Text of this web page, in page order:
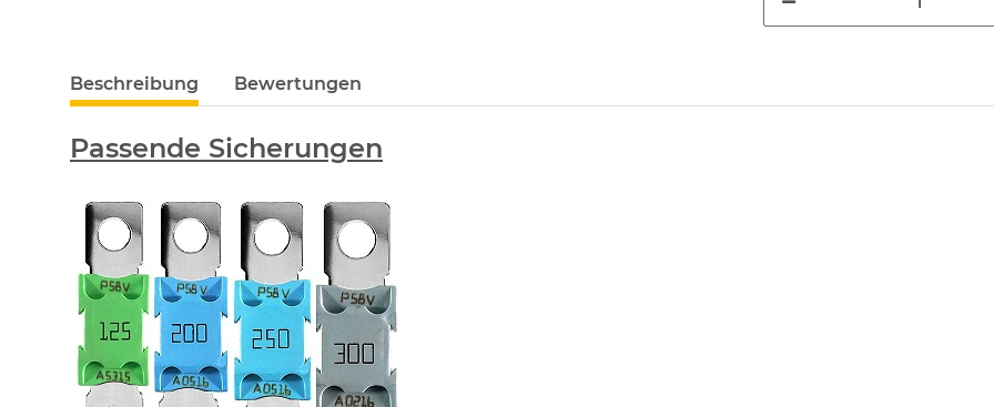
Beschreibung Bewertungen
Passende Sicherungen